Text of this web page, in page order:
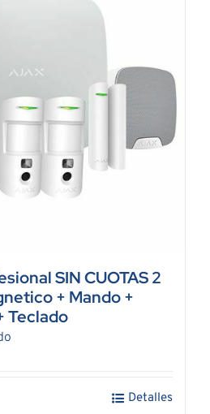
SIN CUOTAS 2
+ Mando +
Teclado
Detalles